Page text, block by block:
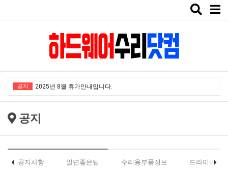
Toggle
공지
"노트북부서" 1월 임시휴가 안내
2025년 8월 휴가안내입니다.
택배비인상안내
★★★ 1:1 수리문의 문의 ★★★
공지
공지사항 알면좋은팁 수리용부품정보 드라이버